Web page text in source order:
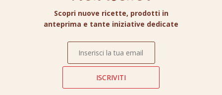
Scopri nuove ricette, prodotti in
anteprima e tante iniziative dedicate